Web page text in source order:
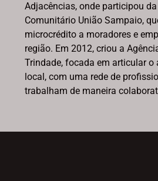
Adjacências, onde participou
Comunitário União Sampaio,
microcrédito a moradores e
região. Em 2012, criou a
Trindade, focada em articular o
local, com uma rede de
trabalham de maneira